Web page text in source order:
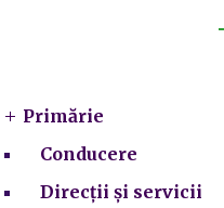
Primărie
Conducere
Direcții și servicii